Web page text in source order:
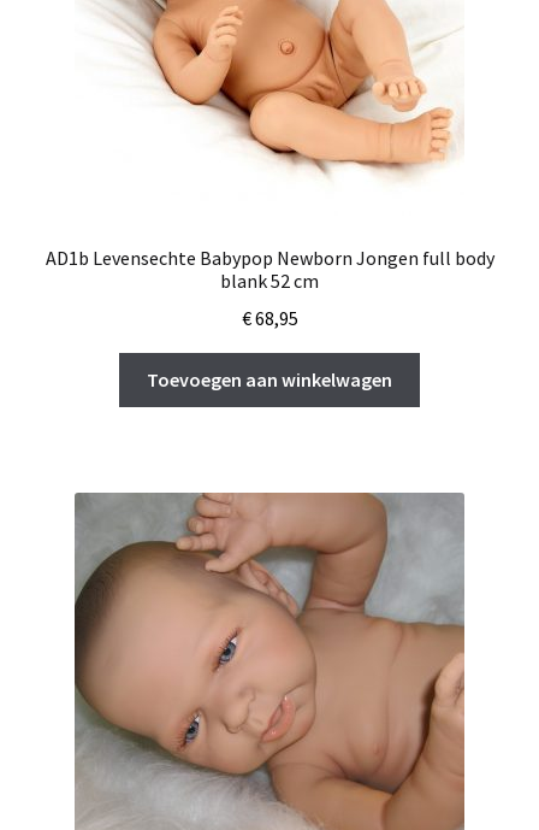
AD1b Levensechte Babypop Newborn Jongen full body
blank 52 cm
€68,95
Toevoegen aan winkelwagen